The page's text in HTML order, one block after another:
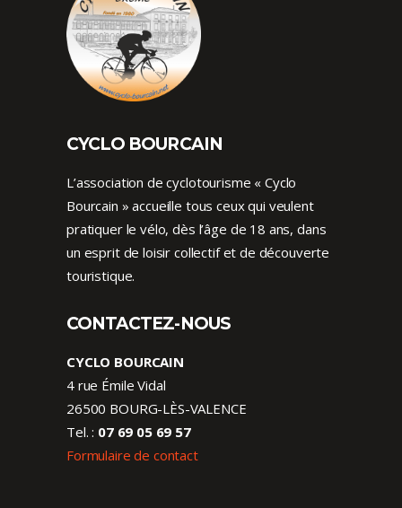
CYCLO BOURCAIN
L’association de cyclotourisme « Cyclo
Bourcain » accueille tous ceux qui veulent
pratiquer le vélo, dès l’âge de 18 ans, dans
un esprit de loisir collectif et de découverte
touristique.
CONTACTEZ-NOUS
CYCLO BOURCAIN
4 rue Émile Vidal
26500 BOURG-LÈS-VALENCE
Tel. : 07 69 05 69 57
Formulaire de contact